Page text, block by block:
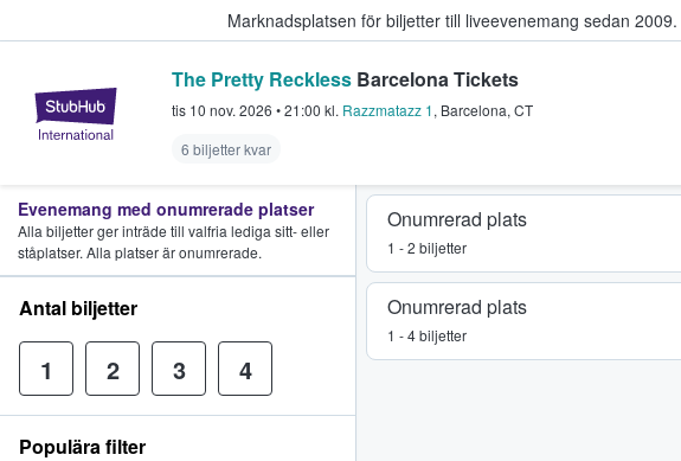
Marknadsplatsen för biljetter till liveevenemang sedan 2009.
StubHub – där fans köper och säljer biljetter.
The Pretty Reckless Barcelona Tickets
tis 10 nov. 2026 •21:00 kl. Razzmatazz 1, Barcelona, CT
6 biljetter kvar
Onumrerad plats
1 - 2 biljetter
Onumrerad plats
1 - 4 biljetter
Evenemang med onumrerade platser
Alla biljetter ger inträde till valfria lediga sitt- eller
ståplatser. Alla platser är onumrerade.
Antal biljetter
1 2 3 4
Populära filter